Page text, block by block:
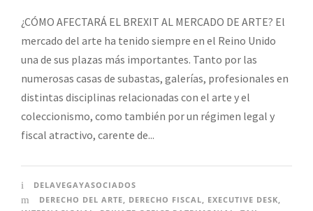
¿CÓMO AFECTARÁ EL BREXIT AL MERCADO DE ARTE? El
mercado del arte ha tenido siempre en el Reino Unido
una de sus plazas más importantes. Tanto por las
numerosas casas de subastas, galerías, profesionales en
distintas disciplinas relacionadas con el arte y el
coleccionismo, como también por un régimen legal y
fiscal atractivo, carente de...
DELAVEGAYASOCIADOS
DERECHO DEL ARTE
DERECHO FISCAL EXECUTIVE DESK